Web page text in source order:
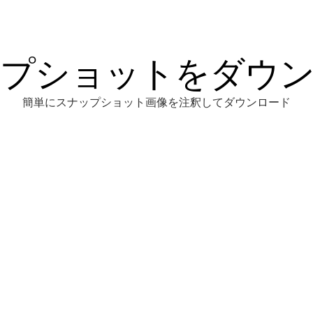
ショットをダウ
簡単にスナップショット画像を注釈してダウンロード